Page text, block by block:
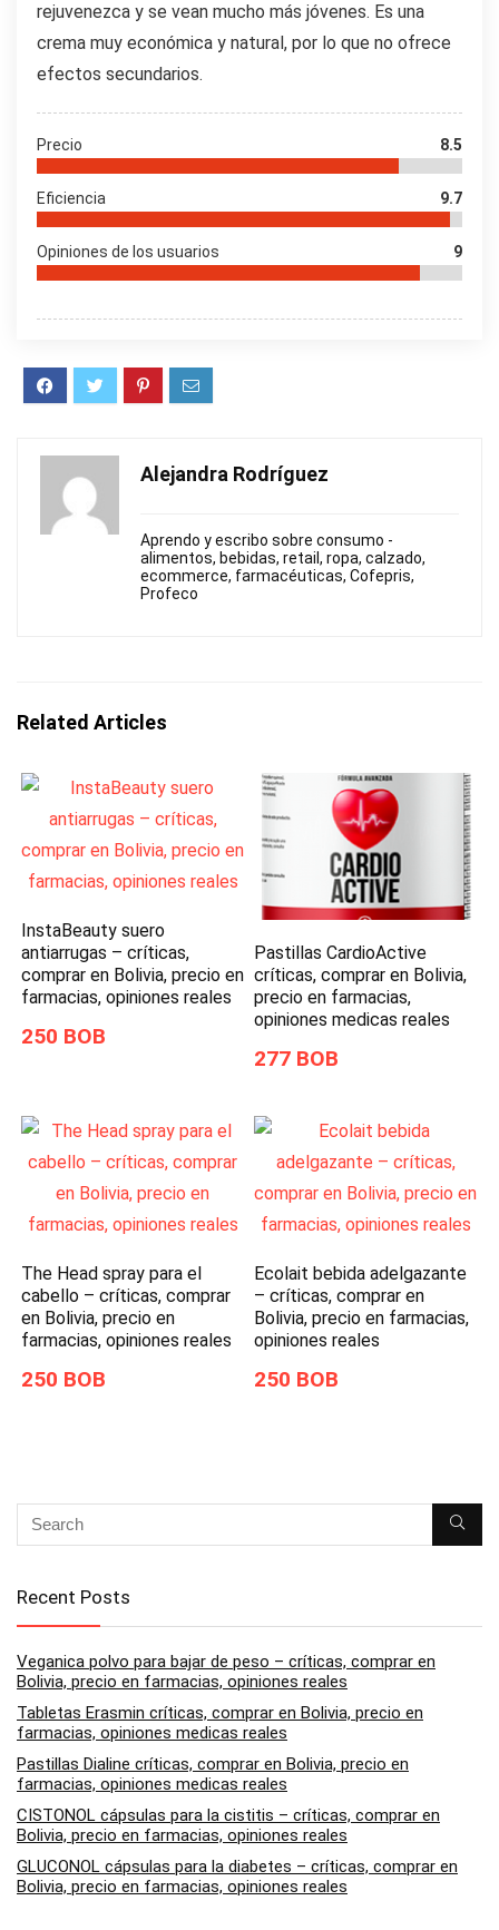
rejuvenezca y se vean mucho más jóvenes. Es una
crema muy económica y natural, por lo que no ofrece
efectos secundarios.
Precio 8.5
Eficiencia 9.7
Opiniones de los usuarios 9
Alejandra Rodríguez
Aprendo y escribo sobre consumo -
alimentos, bebidas, retail, ropa, calzado,
ecommerce, farmacéuticas, Cofepris,
Profeco
Related Articles
InstaBeauty suero
antiarrugas – críticas,
comprar en Bolivia, precio en
farmacias, opiniones reales
250 BOB
Pastillas CardioActive
críticas, comprar en Bolivia,
precio en farmacias,
opiniones medicas reales
277 BOB
The Head spray para el
cabello – críticas, comprar
en Bolivia, precio en
farmacias, opiniones reales
250 BOB
Ecolait bebida adelgazante
– críticas, comprar en
Bolivia, precio en farmacias,
opiniones reales
250 BOB
Recent Posts
Veganica polvo para bajar de peso – críticas, comprar en
Bolivia, precio en farmacias, opiniones reales
Tabletas Erasmin críticas, comprar en Bolivia, precio en
farmacias, opiniones medicas reales
Pastillas Dialine críticas, comprar en Bolivia, precio en
farmacias, opiniones medicas reales
CISTONOL cápsulas para la cistitis – críticas, comprar en
Bolivia, precio en farmacias, opiniones reales
GLUCONOL cápsulas para la diabetes – críticas, comprar en
Bolivia, precio en farmacias, opiniones reales